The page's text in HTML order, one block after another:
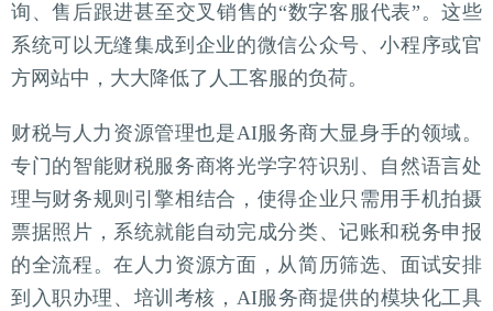
询、售后跟进甚至交叉销售的“数字客服代表”。这些
系统可以无缝集成到企业的微信公众号、小程序或官
方网站中，大大降低了人工客服的负荷。
财税与人力资源管理也是AI服务商大显身手的领域。
专门的智能财税服务商将光学字符识别、自然语言处
理与财务规则引擎相结合，使得企业只需用手机拍摄
票据照片，系统就能自动完成分类、记账和税务申报
的全流程。在人力资源方面，从简历筛选、面试安排
到入职办理、培训考核，AI服务商提供的模块化工具